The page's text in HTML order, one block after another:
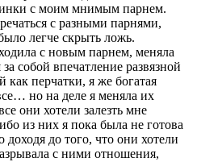
с моим мнимым парнем.
с разными парнями,
легче скрыть ложь.
с новым парнем, меняла
собой впечатление развязной
как перчатки, я же богатая
но на деле я меняла их
они хотели залезть мне
из них я пока была не готова
доходя до того, что они хотели
с ними отношения,